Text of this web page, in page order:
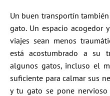
Un buen transportín
gato. Un espacio acogedor
viajes sean menos
está acostumbrado a su
algunos gatos, incluso el
suficiente para calmar sus
y tu gato se pone